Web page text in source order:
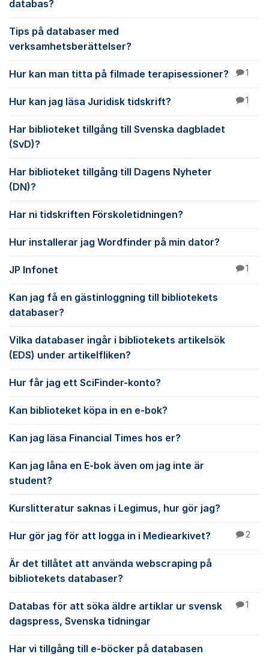
databas?
Tips på databaser med
verksamhetsberättelser?
Hur kan man titta på filmade terapisessioner? 1
Hur kan jag läsa Juridisk tidskrift? 1
Har biblioteket tillgång till Svenska dagbladet
(SvD)?
Har biblioteket tillgång till Dagens Nyheter
(DN)?
Har ni tidskriften Förskoletidningen?
Hur installerar jag Wordfinder på min dator?
JP Infonet 1
Kan jag få en gästinloggning till bibliotekets
databaser?
Vilka databaser ingår i bibliotekets artikelsök
(EDS) under artikelfliken?
Hur får jag ett SciFinder-konto?
Kan biblioteket köpa in en e-bok?
Kan jag läsa Financial Times hos er?
Kan jag låna en E-bok även om jag inte är
student?
Kurslitteratur saknas i Legimus, hur gör jag?
Hur gör jag för att logga in i Mediearkivet? 2
Är det tillåtet att använda webscraping på
bibliotekets databaser?
Databas för att söka äldre artiklar ur svensk
dagspress, Svenska tidningar
1
Har vi tillgång till e-böcker på databasen